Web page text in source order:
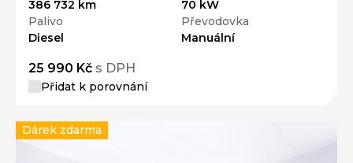
386 732 km
70 kW
Palivo
Diesel
Převodovka
Manuální
25 990 Kč s DPH
Přidat k porovnání
Dárek zdarma